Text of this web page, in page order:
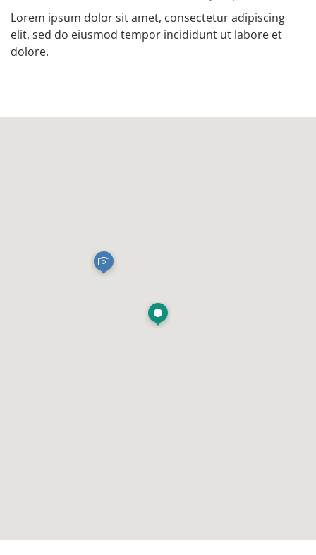
Lorem ipsum dolor sit amet, consectetur adipiscing
elit, sed do eiusmod tempor incididunt ut labore et
dolore.